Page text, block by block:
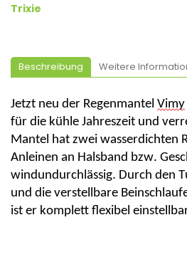
Trixie
Beschreibung Weitere
Jetzt neu der Regenmantel Vimy
für die kühle Jahreszeit und
Mantel hat zwei wasserdichten
Anleinen an Halsband bzw.
windundurchlässig. Durch den
und die verstellbare
ist er komplett flexibel